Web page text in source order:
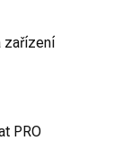
zařízení
PRO